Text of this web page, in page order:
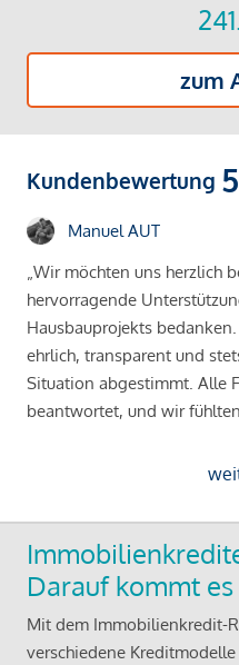
zum
Kundenbewertung
Manuel AUT
„Wir möchten uns herzlich
hervorragende
Hausbauprojekts
ehrlich, transparent und
Situation abgestimmt. Alle
beantwortet, und wir
Darauf kommt es
Mit dem Immobilienkredit-
verschiedene